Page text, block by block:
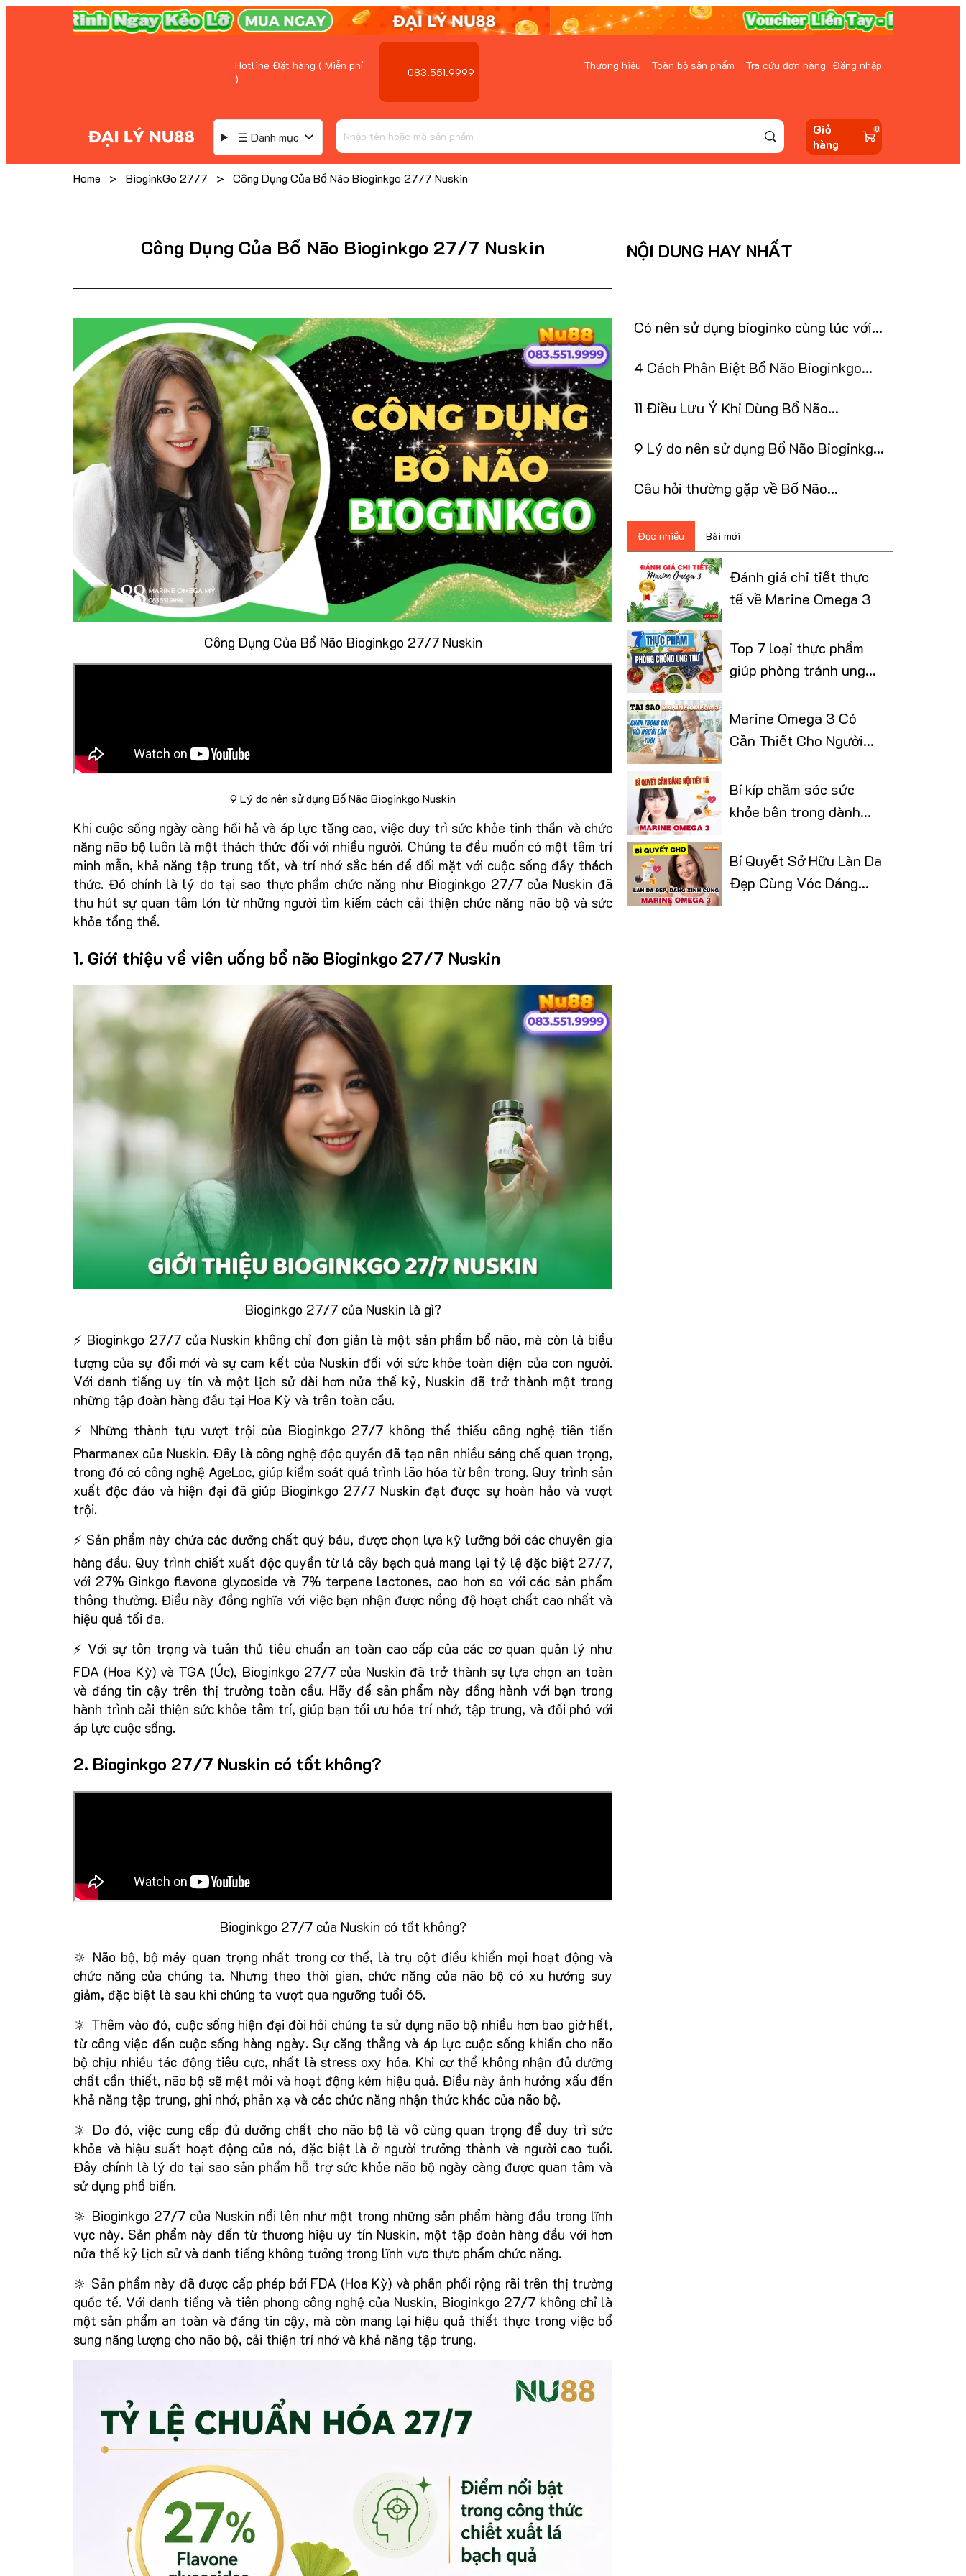
Hotline Đặt hàng ( Miễn phí
)
083.551.9999 Thương hiệu Toàn bộ sản phẩm Tra cứu đơn hàng Đăng nhập
0
Giỏ
hàng
☰ Danh mục
Home > BioginkGo 27/7 > Công Dụng Của Bổ Não Bioginkgo 27/7 Nuskin
Công Dụng Của Bổ Não Bioginkgo 27/7 Nuskin
Công Dụng Của Bổ Não Bioginkgo 27/7 Nuskin
9 Lý do nên sử dụng Bổ Não Bioginkgo Nuskin
Khi cuộc sống ngày càng hối hả và áp lực tăng cao, việc duy trì sức khỏe tinh thần và chức
năng não bộ luôn là một thách thức đối với nhiều người. Chúng ta đều muốn có một tâm trí
minh mẫn, khả năng tập trung tốt, và trí nhớ sắc bén để đối mặt với cuộc sống đầy thách
thức. Đó chính là lý do tại sao thực phẩm chức năng như Bioginkgo 27/7 của Nuskin đã
thu hút sự quan tâm lớn từ những người tìm kiếm cách cải thiện chức năng não bộ và sức
khỏe tổng thể.
1. Giới thiệu về viên uống bổ não Bioginkgo 27/7 Nuskin
Bioginkgo 27/7 của Nuskin là gì?
⚡ Bioginkgo 27/7 của Nuskin không chỉ đơn giản là một sản phẩm bổ não, mà còn là biểu
tượng của sự đổi mới và sự cam kết của Nuskin đối với sức khỏe toàn diện của con người.
Với danh tiếng uy tín và một lịch sử dài hơn nửa thế kỷ, Nuskin đã trở thành một trong
những tập đoàn hàng đầu tại Hoa Kỳ và trên toàn cầu.
⚡ Những thành tựu vượt trội của Bioginkgo 27/7 không thể thiếu công nghệ tiên tiến
Pharmanex của Nuskin. Đây là công nghệ độc quyền đã tạo nên nhiều sáng chế quan trọng,
trong đó có công nghệ AgeLoc, giúp kiểm soát quá trình lão hóa từ bên trong. Quy trình sản
xuất độc đáo và hiện đại đã giúp Bioginkgo 27/7 Nuskin đạt được sự hoàn hảo và vượt
trội.
⚡ Sản phẩm này chứa các dưỡng chất quý báu, được chọn lựa kỹ lưỡng bởi các chuyên gia
hàng đầu. Quy trình chiết xuất độc quyền từ lá cây bạch quả mang lại tỷ lệ đặc biệt 27/7,
với 27% Ginkgo flavone glycoside và 7% terpene lactones, cao hơn so với các sản phẩm
thông thường. Điều này đồng nghĩa với việc bạn nhận được nồng độ hoạt chất cao nhất và
hiệu quả tối đa.
⚡ Với sự tôn trọng và tuân thủ tiêu chuẩn an toàn cao cấp của các cơ quan quản lý như
FDA (Hoa Kỳ) và TGA (Úc), Bioginkgo 27/7 của Nuskin đã trở thành sự lựa chọn an toàn
và đáng tin cậy trên thị trường toàn cầu. Hãy để sản phẩm này đồng hành với bạn trong
hành trình cải thiện sức khỏe tâm trí, giúp bạn tối ưu hóa trí nhớ, tập trung, và đối phó với
áp lực cuộc sống.
2. Bioginkgo 27/7 Nuskin có tốt không?
Bioginkgo 27/7 của Nuskin có tốt không?
🔆 Não bộ, bộ máy quan trọng nhất trong cơ thể, là trụ cột điều khiển mọi hoạt động và
chức năng của chúng ta. Nhưng theo thời gian, chức năng của não bộ có xu hướng suy
giảm, đặc biệt là sau khi chúng ta vượt qua ngưỡng tuổi 65.
🔆 Thêm vào đó, cuộc sống hiện đại đòi hỏi chúng ta sử dụng não bộ nhiều hơn bao giờ hết,
từ công việc đến cuộc sống hàng ngày. Sự căng thẳng và áp lực cuộc sống khiến cho não
bộ chịu nhiều tác động tiêu cực, nhất là stress oxy hóa. Khi cơ thể không nhận đủ dưỡng
chất cần thiết, não bộ sẽ mệt mỏi và hoạt động kém hiệu quả. Điều này ảnh hưởng xấu đến
khả năng tập trung, ghi nhớ, phản xạ và các chức năng nhận thức khác của não bộ.
🔆 Do đó, việc cung cấp đủ dưỡng chất cho não bộ là vô cùng quan trọng để duy trì sức
khỏe và hiệu suất hoạt động của nó, đặc biệt là ở người trưởng thành và người cao tuổi.
Đây chính là lý do tại sao sản phẩm hỗ trợ sức khỏe não bộ ngày càng được quan tâm và
sử dụng phổ biến.
🔆 Bioginkgo 27/7 của Nuskin nổi lên như một trong những sản phẩm hàng đầu trong lĩnh
vực này. Sản phẩm này đến từ thương hiệu uy tín Nuskin, một tập đoàn hàng đầu với hơn
nửa thế kỷ lịch sử và danh tiếng không tưởng trong lĩnh vực thực phẩm chức năng.
🔆 Sản phẩm này đã được cấp phép bởi FDA (Hoa Kỳ) và phân phối rộng rãi trên thị trường
quốc tế. Với danh tiếng và tiên phong công nghệ của Nuskin, Bioginkgo 27/7 không chỉ là
một sản phẩm an toàn và đáng tin cậy, mà còn mang lại hiệu quả thiết thực trong việc bổ
sung năng lượng cho não bộ, cải thiện trí nhớ và khả năng tập trung.
NỘI DUNG HAY NHẤT
Có nên sử dụng bioginko cùng lúc với
4 Cách Phân Biệt Bổ Não Bioginkgo
11 Điều Lưu Ý Khi Dùng Bổ Não
9 Lý do nên sử dụng Bổ Não Bioginkgo
Câu hỏi thường gặp về Bổ Não
Đọc nhiều Bài mới
Đánh giá chi tiết thực
tế về Marine Omega 3
Top 7 loại thực phẩm
giúp phòng tránh ung
Marine Omega 3 Có
Cần Thiết Cho Người
Bí kíp chăm sóc sức
khỏe bên trong dành
Bí Quyết Sở Hữu Làn Da
Đẹp Cùng Vóc Dáng